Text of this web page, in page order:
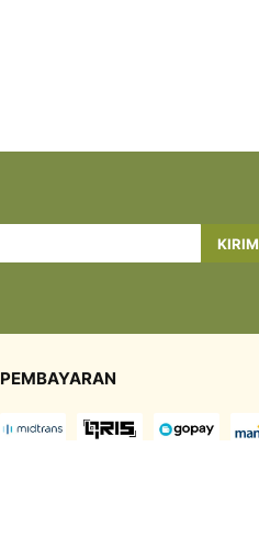
KIRIM
PEMBAYARAN